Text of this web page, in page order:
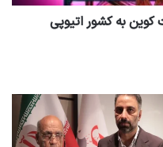
به کشور اتیوپی